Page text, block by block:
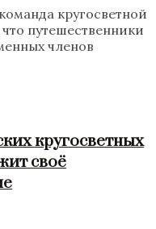
кругосветной
путешественники
членов
кругосветных
своё